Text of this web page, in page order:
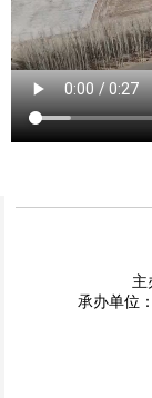
主
承办单位